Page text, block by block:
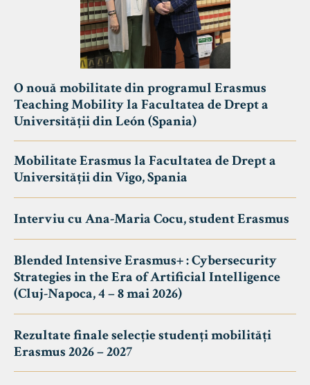
O nouă mobilitate din programul Erasmus
Teaching Mobility la Facultatea de Drept a
Universității din León (Spania)
Mobilitate Erasmus la Facultatea de Drept a
Universității din Vigo, Spania
Interviu cu Ana-Maria Cocu, student Erasmus
Blended Intensive Erasmus+ : Cybersecurity
Strategies in the Era of Artificial Intelligence
(Cluj-Napoca, 4 – 8 mai 2026)
Rezultate finale selecție studenți mobilități
Erasmus 2026 – 2027